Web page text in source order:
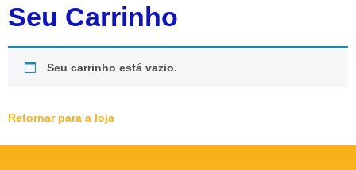
Seu Carrinho
Seu carrinho está vazio.
Retornar para a loja